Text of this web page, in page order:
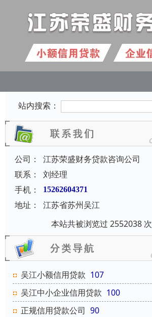
站内搜索：
公司：
江苏荣盛财务贷款咨询公司
联系：
刘经理
手机：
15262604371
地址：
江苏省苏州吴江
本站共被浏览过 2552038 次
吴江小额信用贷款 107
吴江中小企业信用贷款 100
正规信用贷款公司 90